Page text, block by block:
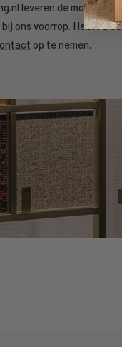
leveren de mooiste
ons voorrop. Heeft u
op te nemen.